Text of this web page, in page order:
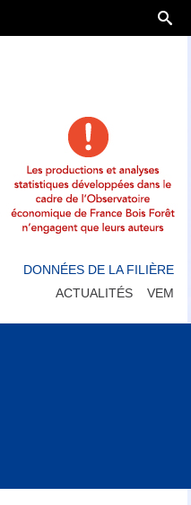
DONNÉES DE LA FILIÈRE
ACTUALITÉS
VEM